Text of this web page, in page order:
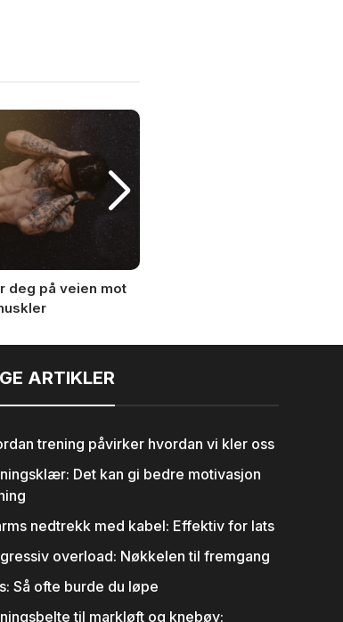
deg på veien mot
ARTIKLER
trening påvirker hvordan vi kler oss
Det kan gi bedre motivasjon
nedtrekk med kabel: Effektiv for lats
overload: Nøkkelen til fremgang
Så ofte burde du løpe
til markløft og knebøy: